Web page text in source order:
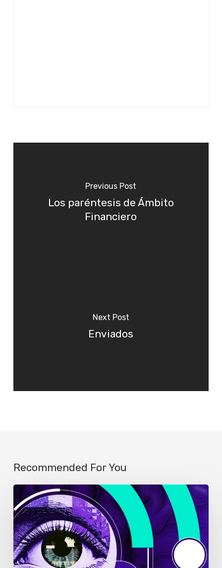
Previous Post
Los paréntesis de Ámbito
Financiero
Next Post
Enviados
Recommended For You
Solo
el
1%
de
los